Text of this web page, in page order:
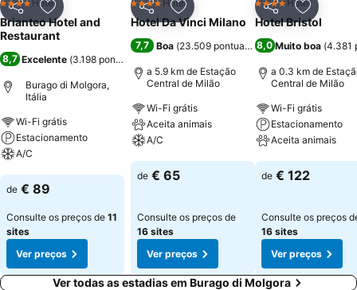
PartilharAdicionar aos favoritos
4 EstrelasHotel
Brianteo Hotel and
Restaurant
8,7 Excelente (3.198 pontuações
Burago di Molgora,
Itália
Wi-Fi grátis
Estacionamento
A/C
Ver preços
de € 89
Consulte os preços de 11
sites
Ver preços
PartilharAdicionar aos favoritos
4 EstrelasHotel
Hotel Da Vinci Milano
7,7 Boa (23.509 pontuações)
a 5.9 km de Estação
Central de Milão
Wi-Fi grátis
Aceita animais
A/C
Ver preços
de € 65
Consulte os preços de
16 sites
Ver preços
Partilhar
4 EstrelasHotel
Hotel Bristol
8,0Muito boa (4.381
a 0.3 km de
Central de Milão
Wi-Fi grátis
Estacionamento
Aceita animais
Ver preços
de € 122
Consulte os preços
16 sites
Ver preços
Ver todas as estadias em Burago di Molgora